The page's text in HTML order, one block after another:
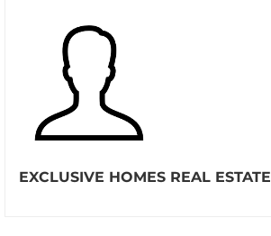
EXCLUSIVE HOMES REAL ESTATE